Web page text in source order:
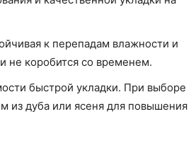
к перепадам влажности и
не коробится со временем.
быстрой укладки. При выборе
из дуба или ясеня для повышения